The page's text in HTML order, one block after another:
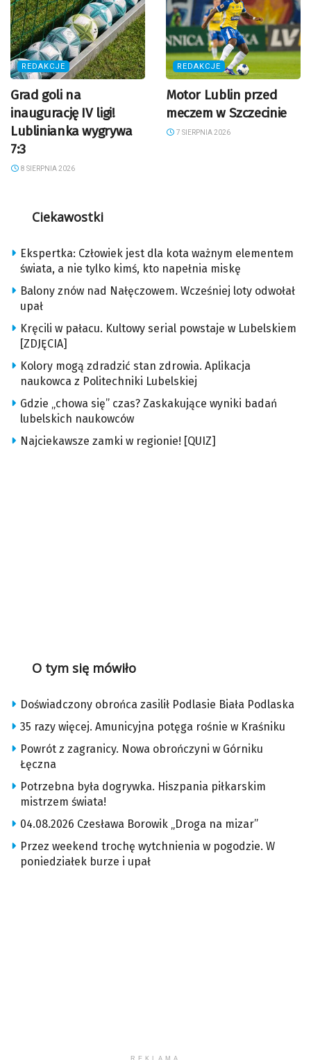
REDAKCJE
Grad goli na
inaugurację IV ligi!
Lublinianka wygrywa
7:3
8 SIERPNIA 2026
REDAKCJE
Motor Lublin przed
meczem w Szczecinie
7 SIERPNIA 2026
Ciekawostki
Ekspertka: Człowiek jest dla kota ważnym elementem
świata, a nie tylko kimś, kto napełnia miskę
Balony znów nad Nałęczowem. Wcześniej loty odwołał
upał
Kręcili w pałacu. Kultowy serial powstaje w Lubelskiem
[ZDJĘCIA]
Kolory mogą zdradzić stan zdrowia. Aplikacja
naukowca z Politechniki Lubelskiej
Gdzie „chowa się” czas? Zaskakujące wyniki badań
lubelskich naukowców
Najciekawsze zamki w regionie! [QUIZ]
O tym się mówiło
Doświadczony obrońca zasilił Podlasie Biała Podlaska
35 razy więcej. Amunicyjna potęga rośnie w Kraśniku
Powrót z zagranicy. Nowa obrończyni w Górniku
Łęczna
Potrzebna była dogrywka. Hiszpania piłkarskim
mistrzem świata!
04.08.2026 Czesława Borowik „Droga na mizar”
Przez weekend trochę wytchnienia w pogodzie. W
poniedziałek burze i upał